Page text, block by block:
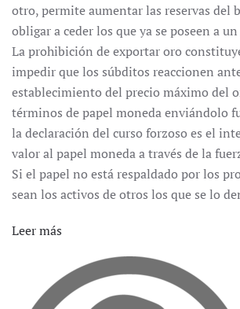
otro, permite aumentar las reservas del
obligar a ceder los que ya se poseen a
La prohibición de exportar oro
impedir que los súbditos reaccionen
establecimiento del precio máximo del
términos de papel moneda enviándolo
la declaración del curso forzoso es el
valor al papel moneda a través de la
Si el papel no está respaldado por los
sean los activos de otros los que se lo
Leer más